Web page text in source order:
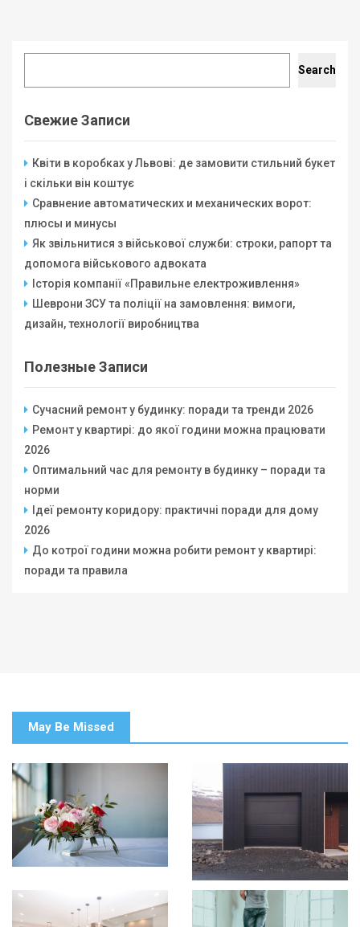
Search
Свежие Записи
Квіти в коробках у Львові: де замовити стильний букет
і скільки він коштує
Сравнение автоматических и механических ворот:
плюсы и минусы
Як звільнитися з військової служби: строки, рапорт та
допомога військового адвоката
Історія компанії «Правильне електроживлення»
Шеврони ЗСУ та поліції на замовлення: вимоги,
дизайн, технології виробництва
Полезные Записи
Сучасний ремонт у будинку: поради та тренди 2026
Ремонт у квартирі: до якої години можна працювати
2026
Оптимальний час для ремонту в будинку – поради та
норми
Ідеї ремонту коридору: практичні поради для дому
2026
До котрої години можна робити ремонт у квартирі:
поради та правила
May Be Missed